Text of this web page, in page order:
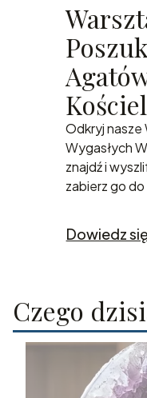
Odkryj nasze
Wygasłych
znajdź i
zabierz go
Dowiedz
Czego